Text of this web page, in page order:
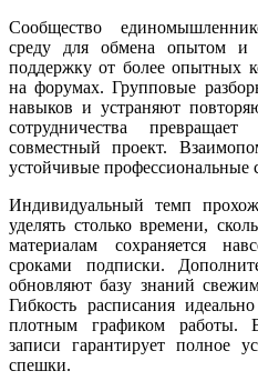
Сообщество
среду для обмена опытом и
поддержку от более опытных
на форумах. Групповые
навыков и устраняют
сотрудничества
совместный проект.
устойчивые профессиональные
Индивидуальный темп
уделять столько времени,
материалам сохраняется
сроками подписки.
обновляют базу знаний
Гибкость расписания
плотным графиком работы.
записи гарантирует полное
спешки.